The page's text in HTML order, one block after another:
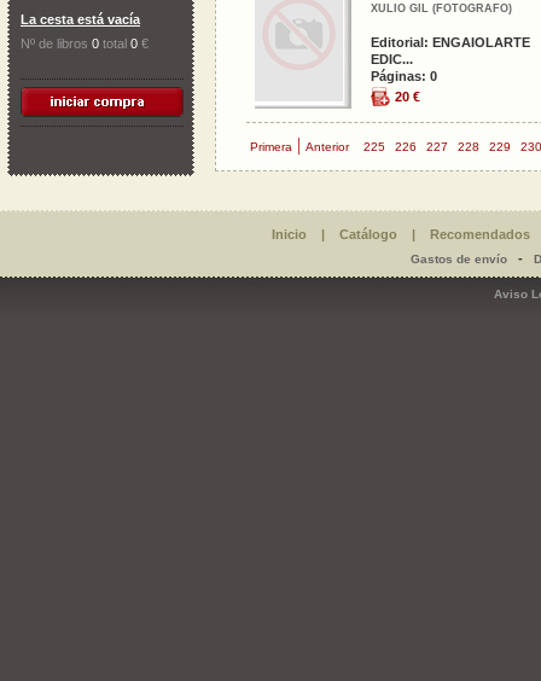
La cesta está vacía
Nº de libros 0 total 0 €
XULIO GIL (FOTOGRAFO)
Editorial: ENGAIOLARTE
EDIC...
Páginas: 0
20 €
Primera | Anterior 225 226 227 228 229 230
Inicio | Catálogo | Recomendados
Gastos de envío-
Aviso